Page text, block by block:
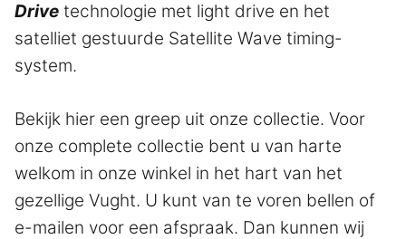
Drive technologie met light drive en het
satelliet gestuurde Satellite Wave timing-
system.
Bekijk hier een greep uit onze collectie. Voor
onze complete collectie bent u van harte
welkom in onze winkel in het hart van het
gezellige Vught. U kunt van te voren bellen of
e-mailen voor een afspraak. Dan kunnen wij